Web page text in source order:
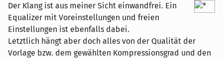
Der Klang ist aus meiner Sicht einwandfrei. Ein
Equalizer mit Voreinstellungen und freien
Einstellungen ist ebenfalls dabei.
Letztlich hängt aber doch alles von der Qualität der
Vorlage bzw. dem gewählten Kompressionsgrad und den